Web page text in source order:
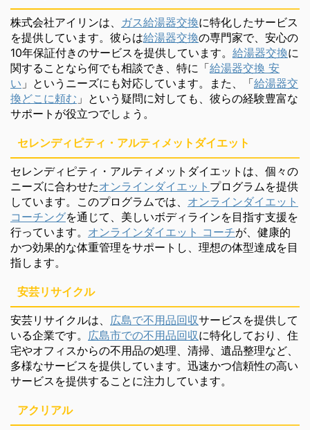
株式会社アイリンは、 ガス給湯器交換に特化したサービス
を提供しています。彼らは給湯器交換の専門家で、安心の
10年保証付きのサービスを提供しています。 給湯器交換に
関することなら何でも相談でき、特に「給湯器交換 安
い 」というニーズにも対応しています。また、「給湯器交
換どこに頼む 」という疑問に対しても、彼らの経験豊富な
サポートが役立つでしょう。
セレンディピティ・アルティメットダイエット
セレンディピティ・アルティメットダイエットは、個々の
ニーズに合わせたオンラインダイエット プログラムを提供
しています。このプログラムでは、 オンラインダイエット
コーチングを通じて、美しいボディラインを目指す支援を
行っています。 オンラインダイエット コーチが、健康的
かつ効果的な体重管理をサポートし、理想の体型達成を目
指します。
安芸リサイクル
安芸リサイクルは、 広島で不用品回収サービスを提供して
いる企業です。 広島市での不用品回収に特化しており、住
宅やオフィスからの不用品の処理、清掃、遺品整理など、
多様なサービスを提供しています。迅速かつ信頼性の高い
サービスを提供することに注力しています。
アクリアル